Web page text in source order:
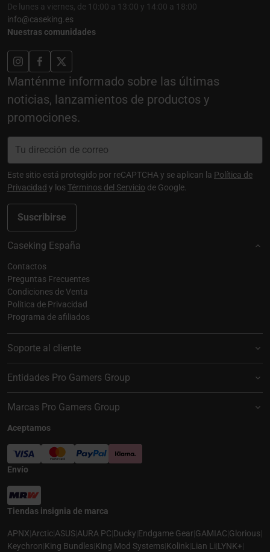
De lunes a viernes, de 10:00 a 13:00 y 14:00 a 18:00
info@caseking.es
Nuestras comunidades
Manténme informado sobre las últimas
noticias, lanzamientos de productos y
promociones.
Suscribirse
Este sitio está protegido por reCAPTCHA y se aplican la Política de
Privacidad y losTérminos del Servicio de Google.
Caseking España
Contactos
Preguntas Frecuentes
Condiciones de Venta
Política de Privacidad
Programa de afiliados
Soporte al cliente
Entidades Pro Gamers Group
Marcas Pro Gamers Group
Aceptamos
Envío
Tiendas insignia de marca
APNX|Arctic|ASUS|AURA PC|Ducky|Endgame Gear|GAMIAC|Glorious|
Keychron|King Bundles|King Mod Systems|Kolink|Lian Li|LYNK+|